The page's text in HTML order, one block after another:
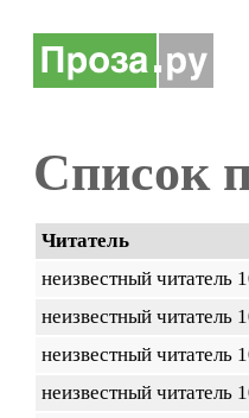
Список
Читатель
неизвестный читатель
неизвестный читатель
неизвестный читатель
неизвестный читатель